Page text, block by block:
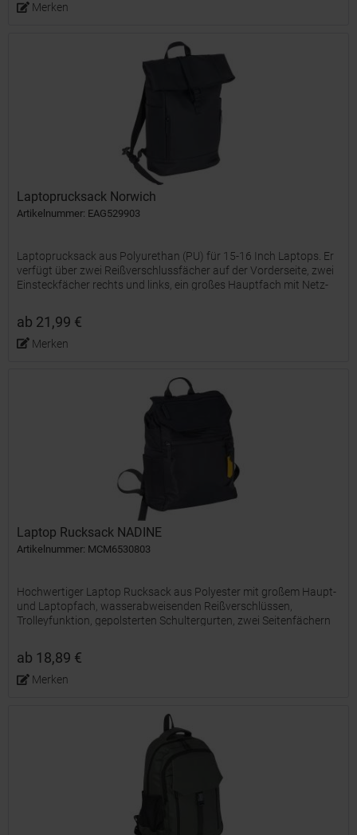
Merken
Laptoprucksack Norwich
Artikelnummer: EAG529903
Laptoprucksack aus Polyurethan (PU) für 15-16 Inch Laptops. Er
verfügt über zwei Reißverschlussfächer auf der Vorderseite, zwei
Einsteckfächer rechts und links, ein großes Hauptfach mit Netz-
ab 21,99 €
Merken
Laptop Rucksack NADINE
Artikelnummer: MCM6530803
Hochwertiger Laptop Rucksack aus Polyester mit großem Haupt-
und Laptopfach, wasserabweisenden Reißverschlüssen,
Trolleyfunktion, gepolsterten Schultergurten, zwei Seitenfächern
ab 18,89 €
Merken